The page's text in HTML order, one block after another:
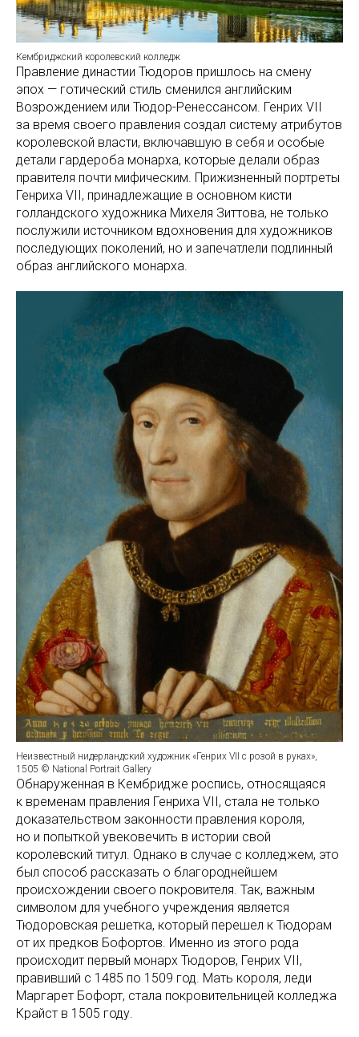
Кембриджский королевский колледж
Правление династии Тюдоров пришлось на смену
эпох — готический стиль сменился английским
Возрождением или Тюдор-Ренессансом. Генрих VII
за время своего правления создал систему атрибутов
королевской власти, включавшую в себя и особые
детали гардероба монарха, которые делали образ
правителя почти мифическим. Прижизненный портреты
Генриха VII, принадлежащие в основном кисти
голландского художника Михеля Зиттова, не только
послужили источником вдохновения для художников
последующих поколений, но и запечатлели подлинный
образ английского монарха.
Неизвестный нидерландский художник «Генрих VII с розой в руках»,
1505 © National Portrait Gallery
Обнаруженная в Кембридже роспись, относящаяся
к временам правления Генриха VII, стала не только
доказательством законности правления короля,
но и попыткой увековечить в истории свой
королевский титул. Однако в случае с колледжем, это
был способ рассказать о благороднейшем
происхождении своего покровителя. Так, важным
символом для учебного учреждения является
Тюдоровская решетка, который перешел к Тюдорам
от их предков Бофортов. Именно из этого рода
происходит первый монарх Тюдоров, Генрих VII,
правивший с 1485 по 1509 год. Мать короля, леди
Маргарет Бофорт, стала покровительницей колледжа
Крайст в 1505 году.